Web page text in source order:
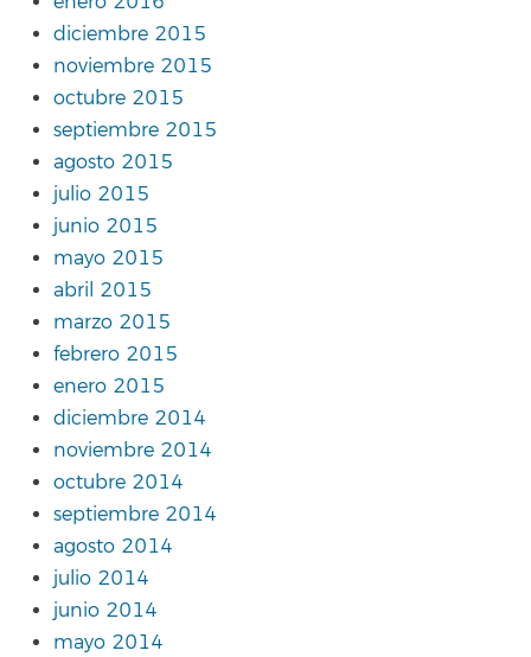
diciembre 2015
noviembre 2015
octubre 2015
septiembre 2015
agosto 2015
julio 2015
junio 2015
mayo 2015
abril 2015
marzo 2015
febrero 2015
enero 2015
diciembre 2014
noviembre 2014
octubre 2014
septiembre 2014
agosto 2014
julio 2014
junio 2014
mayo 2014